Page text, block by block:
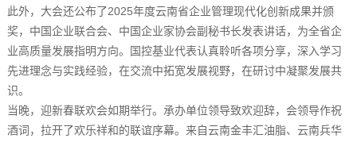
此外，大会还公布了2025年度云南省企业管理现代化创新成果并颁
奖，中国企业联合会、中国企业家协会副秘书长发表讲话，为全省企
业高质量发展指明方向。国控基业代表认真聆听各项分享，深入学习
先进理念与实践经验，在交流中拓宽发展视野，在研讨中凝聚发展共
识。
当晚，迎新春联欢会如期举行。承办单位领导致欢迎辞，会领导作祝
酒词，拉开了欢乐祥和的联谊序幕。来自云南金丰汇油脂、云南兵华